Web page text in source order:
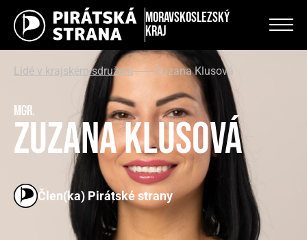
Moravskoslezský
kraj
Lidé v krajském sdružení Zuzana Klusová
Mgr.
Zuzana Klusová
Člen(ka) Pirátské strany